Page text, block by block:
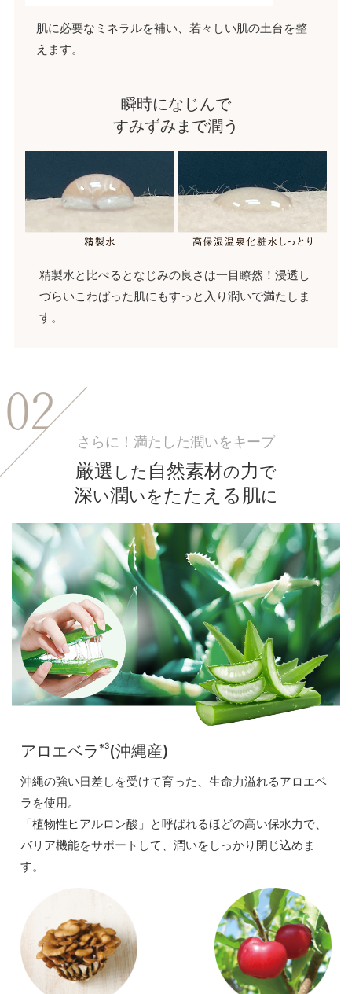
肌に必要なミネラルを補い、若々しい肌の土台を整
えます。
瞬時になじんで
すみずみまで潤う
精製水と比べるとなじみの良さは一目瞭然！浸透し
づらいこわばった肌にもすっと入り潤いで満たしま
す。
さらに！満たした潤いをキープ
厳選 した 自然素材の力で
深い潤いをたたえる肌に
アロエベラ ※3(沖縄産)
沖縄の強い日差しを受けて育った、生命力溢れるアロエベ
ラを使用。
「植物性ヒアルロン酸」と呼ばれるほどの高い保水力で、
バリア機能をサポートして、潤いをしっかり閉じ込めま
す。